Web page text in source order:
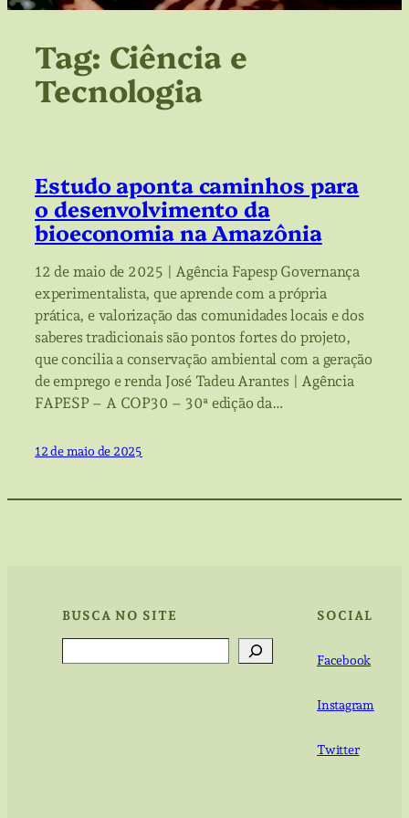
Tag: Ciência e
Tecnologia
Estudo aponta caminhos para
o desenvolvimento da
bioeconomia na Amazônia
12 de maio de 2025 | Agência Fapesp Governança
experimentalista, que aprende com a própria
prática, e valorização das comunidades locais e dos
saberes tradicionais são pontos fortes do projeto,
que concilia a conservação ambiental com a geração
de emprego e renda José Tadeu Arantes | Agência
FAPESP – A COP30 – 30ª edição da…
12 de maio de 2025
BUSCA NO SITE SOCIAL
Facebook
Instagram
Twitter